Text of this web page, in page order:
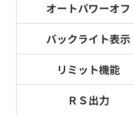
オートパワーオフ
バックライト表示
リミット機能
ＲＳ出力